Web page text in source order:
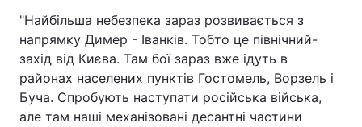
"Найбільша небезпека зараз розвивається з
напрямку Димер - Іванків. Тобто це північний-
захід від Києва. Там бої зараз вже ідуть в
районах населених пунктів Гостомель, Ворзель і
Буча. Спробують наступати російська війська,
але там наші механізовані десантні частини